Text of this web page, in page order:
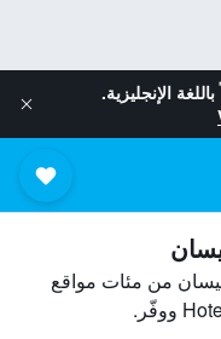
الإنجليزية.
من مئات مواقع